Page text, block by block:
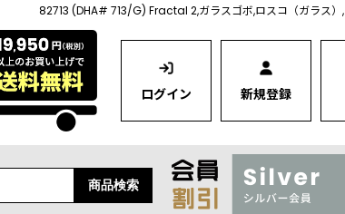
82713 (DHA# 713/G) Fractal 2,ガラスゴボ,ロスコ（ガラス）,
ログイン 新規登録
商品検索